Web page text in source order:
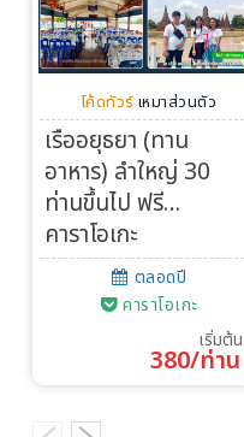
โค้ดทัวร์ เหมาส่วนตัว
เรืออยุธยา (ทาน
อาหาร) ลำใหญ่ 30
ท่านขึ้นไป ฟรี…
คาราโอเกะ
ตลอดปี
คาราโอเกะ
เริ่มต้น
380/ท่าน